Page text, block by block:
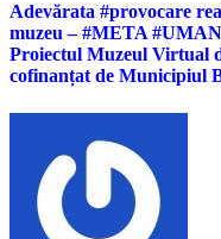
Adevărata #provocare
muzeu – #META #UMAN
Proiectul Muzeul Virtual
cofinanțat de Municipiul